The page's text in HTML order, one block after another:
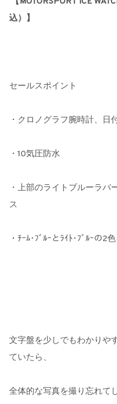
込）】
セールスポイント
・クロノグラフ腕時計、日
・10気圧防水
・上部のライトブルーラバ
ス
・ﾁｰﾑ･ﾌﾞﾙｰとﾗｲﾄ･ﾌﾞﾙｰの2
文字盤を少しでもわかりや
ていたら、
全体的な写真を撮り忘れ